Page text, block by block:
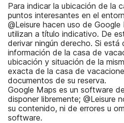
Para indicar la ubicación de la
puntos interesantes en el
@Leisure hacen uso de
utilizan a título indicativo. De
derivar ningún derecho. Si está
información de la casa de
ubicación y situación de la
exacta de la casa de
documentos de su reserva.
Google Maps es un software
disponer libremente; @Leisure
su contenido, ni de errores u
software.